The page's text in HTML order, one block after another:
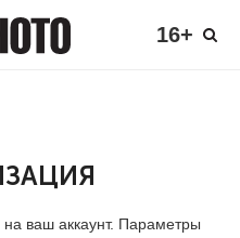
16+
ваш аккаунт. Параметры